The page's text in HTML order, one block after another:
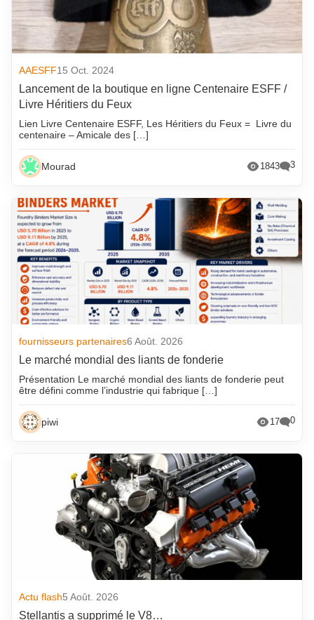
AAESFF15 Oct. 2024
Lancement de la boutique en ligne Centenaire ESFF /
Livre Héritiers du Feux
Lien Livre Centenaire ESFF, Les Héritiers du Feux = Livre du
centenaire – Amicale des […]
Mourad 1843 3
fournisseurs partenaires6 Août. 2026
Le marché mondial des liants de fonderie
Présentation Le marché mondial des liants de fonderie peut
être défini comme l’industrie qui fabrique […]
piwi 17 0
Actu flash5 Août. 2026
Stellantis a supprimé le V8…